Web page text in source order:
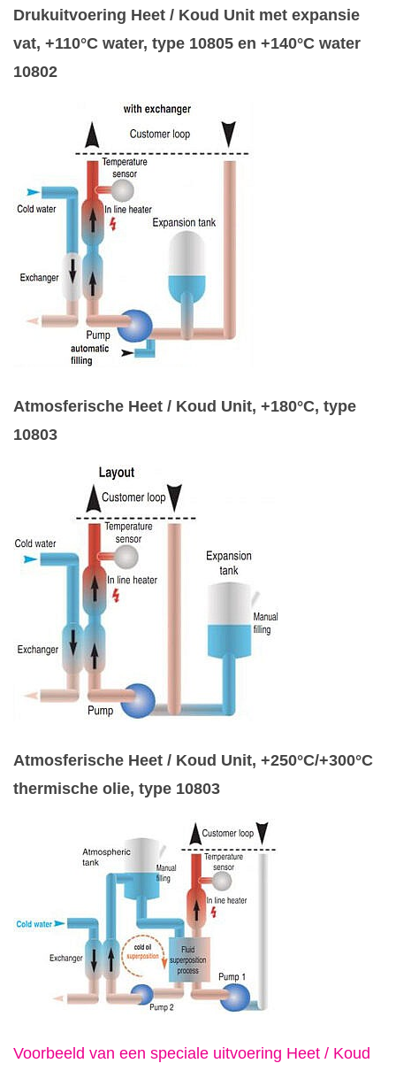
Drukuitvoering Heet / Koud Unit met expansie
vat, +110°C water, type 10805 en +140°C water
10802
Atmosferische Heet / Koud Unit, +180°C, type
10803
Atmosferische Heet / Koud Unit, +250°C/+300°C
thermische olie, type 10803
Voorbeeld van een speciale uitvoering Heet / Koud